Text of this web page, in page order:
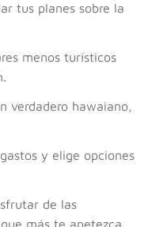
tus planes sobre la
menos turísticos
verdadero hawaiano,
y elige opciones
de las
más te apetezca.